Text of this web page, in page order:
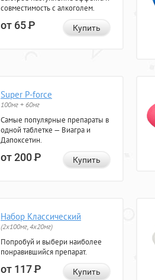
совместимость с алкоголем.
от 65Р Купить
Super P-force
100мг + 60мг
Самые популярные препараты в
одной таблетке — Виагра и
Дапоксетин.
от 200Р Купить
Набор Классический
(2x100мг, 4x20мг)
Попробуй и выбери наиболее
понравившийся препарат.
от 117Р Купить